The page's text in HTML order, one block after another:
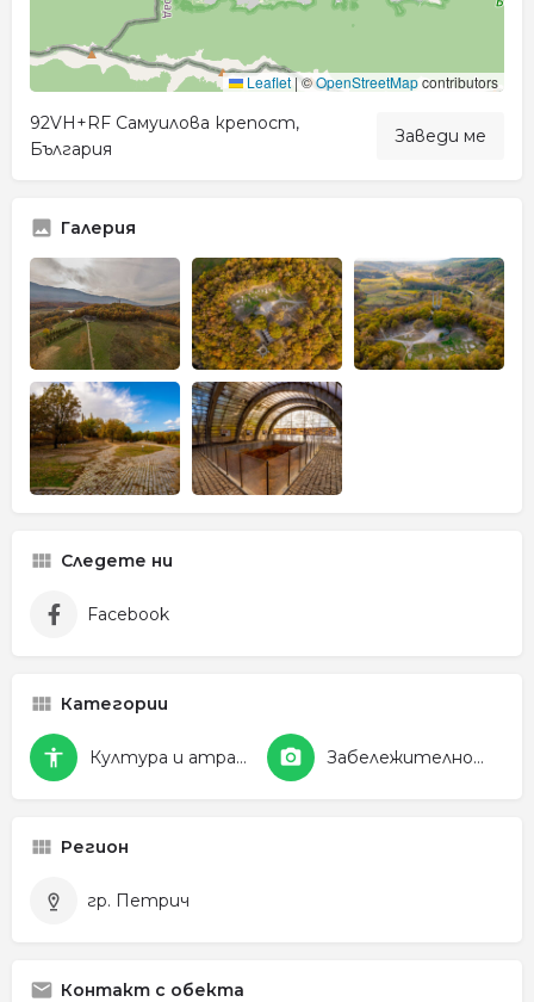
Leaflet|©OpenStreetMapcontributors
92VH+RF Самуилова крепост,
България
Заведи ме
Галерия
Следете ни
Facebook
Категории
Култура и атракции Забележителности
Регион
гр. Петрич
Контакт с обекта